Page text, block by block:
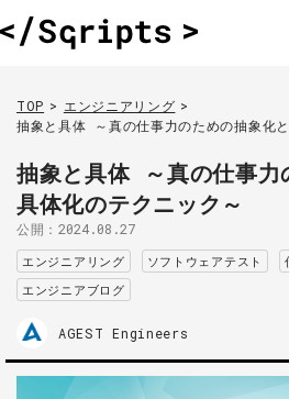
TOP
エンジニアリング
抽象と具体 ～真の仕事力のための抽象化
抽象と具体 ～真の仕事力
具体化のテクニック～
公開：2024.08.27
エンジニアリング ソフトウェアテスト
エンジニアブログ
AGEST Engineers